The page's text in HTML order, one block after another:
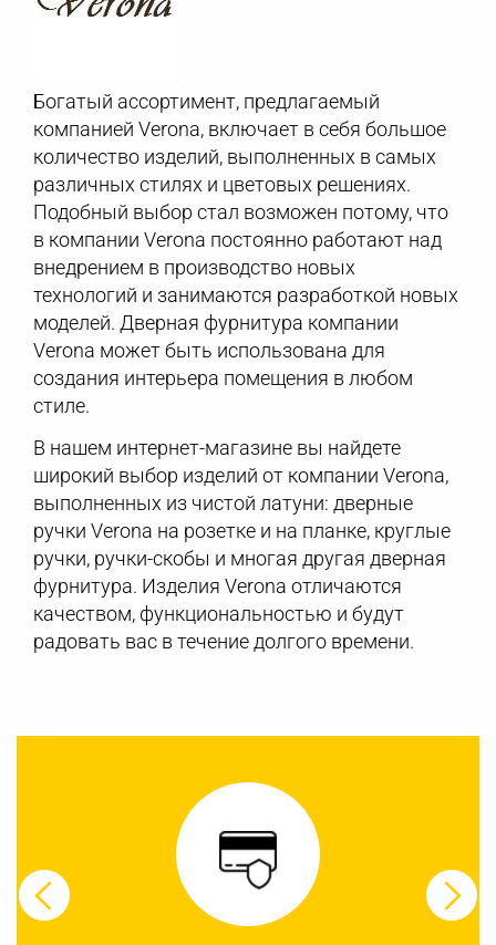
Богатый ассортимент, предлагаемый
компанией Verona, включает в себя большое
количество изделий, выполненных в самых
различных стилях и цветовых решениях.
Подобный выбор стал возможен потому, что
в компании Verona постоянно работают над
внедрением в производство новых
технологий и занимаются разработкой новых
моделей. Дверная фурнитура компании
Verona может быть использована для
создания интерьера помещения в любом
стиле.
В нашем интернет-магазине вы найдете
широкий выбор изделий от компании Verona,
выполненных из чистой латуни: дверные
ручки Verona на розетке и на планке, круглые
ручки, ручки-скобы и многая другая дверная
фурнитура. Изделия Verona отличаются
качеством, функциональностью и будут
радовать вас в течение долгого времени.